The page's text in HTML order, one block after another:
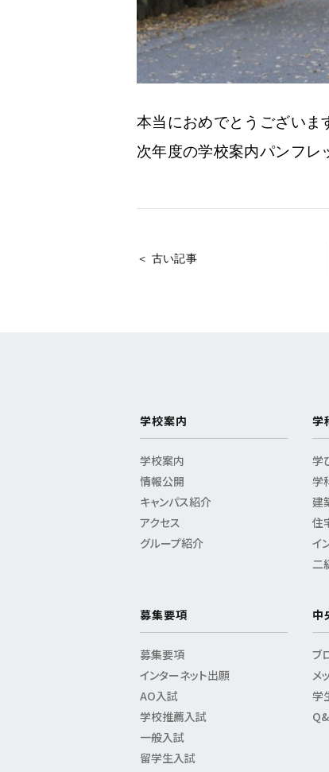
本当におめでとうございま
次年度の学校案内パンフレ
＜ 古い記事
学校案内
学校案内
情報公開
キャンパス紹介
アクセス
グループ紹介
学
学
学
建
住
イ
二
募集要項
募集要項
インターネット出願
AO入試
学校推薦入試
一般入試
留学生入試
中
ブ
メ
学